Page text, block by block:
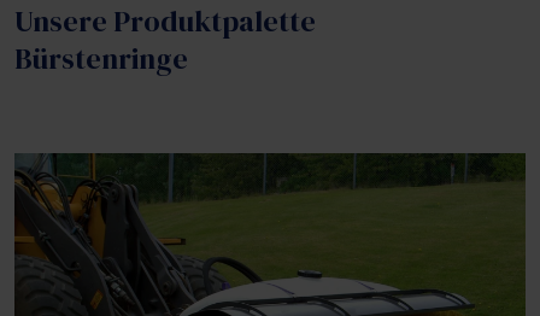
Unsere Produktpalette
Bürstenringe